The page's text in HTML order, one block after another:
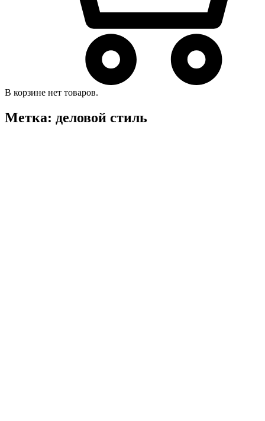
В корзине нет товаров.
Метка: деловой стиль